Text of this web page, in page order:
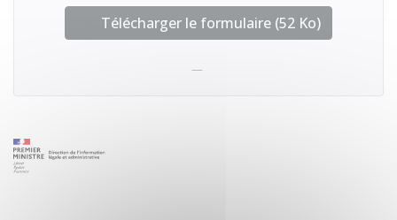
Télécharger le formulaire (52 Ko)